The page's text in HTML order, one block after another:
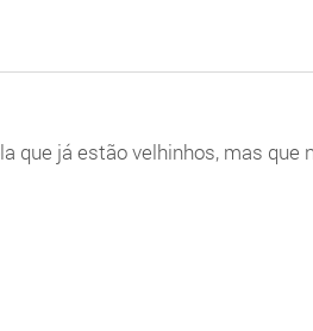
que já estão velhinhos, mas